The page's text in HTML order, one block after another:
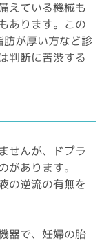
えている機械も
あります。この
が厚い方など診
判断に苦渋する
せんが、ドプラ
あります。
の逆流の有無を
器で、妊婦の胎